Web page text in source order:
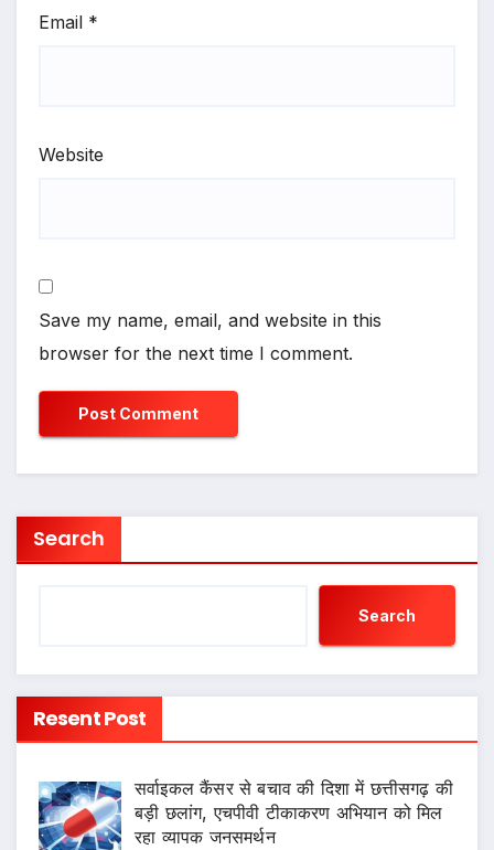
Email *
Website
Save my name, email, and website in this
browser for the next time I comment.
Search
Search
Resent Post
सर्वाइकल कैंसर से बचाव की दिशा में छत्तीसगढ़ की
बड़ी छलांग, एचपीवी टीकाकरण अभियान को मिल
रहा व्यापक जनसमर्थन